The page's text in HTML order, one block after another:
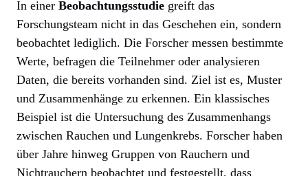
In einer Beobachtungsstudie greift das
Forschungsteam nicht in das Geschehen ein, sondern
beobachtet lediglich. Die Forscher messen bestimmte
Werte, befragen die Teilnehmer oder analysieren
Daten, die bereits vorhanden sind. Ziel ist es, Muster
und Zusammenhänge zu erkennen. Ein klassisches
Beispiel ist die Untersuchung des Zusammenhangs
zwischen Rauchen und Lungenkrebs. Forscher haben
über Jahre hinweg Gruppen von Rauchern und
Nichtrauchern beobachtet und festgestellt, dass